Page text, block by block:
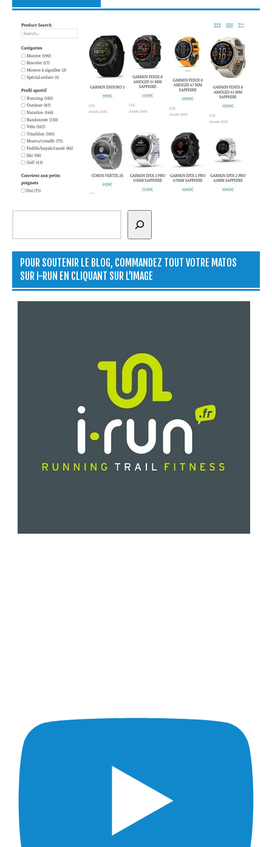
Rechercher
POUR SOUTENIR LE BLOG, COMMANDEZ TOUT VOTRE MATOS
SUR I-RUN EN CLIQUANT SUR L’IMAGE